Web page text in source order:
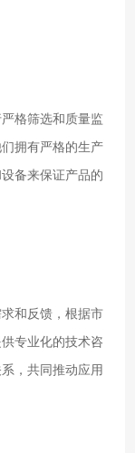
格筛选和质量监
拥有严格的生产
备来保证产品的
和反馈，根据市
专业化的技术咨
，共同推动应用